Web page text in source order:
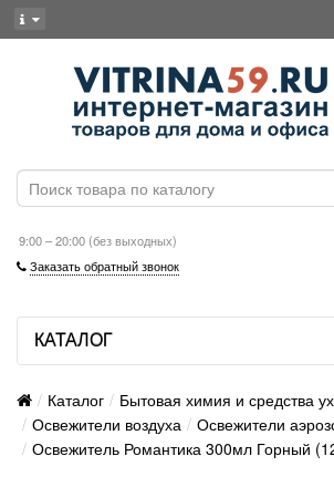
9:00 – 20:00 (без выходных)
Заказать обратный звонок
КАТАЛОГ
Каталог
Бытовая химия и средства
Освежители воздуха
Освежители
Освежитель Романтика 300мл Горный